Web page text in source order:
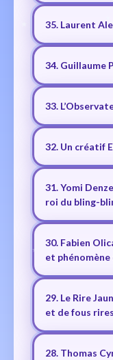
35. Laurent
34. Guillaume
33.
32. Un créatif
31. Yomi
roi du bling-
30. Fabien
et phénomène
29. Le Rire
et de fous rires
28. Thomas